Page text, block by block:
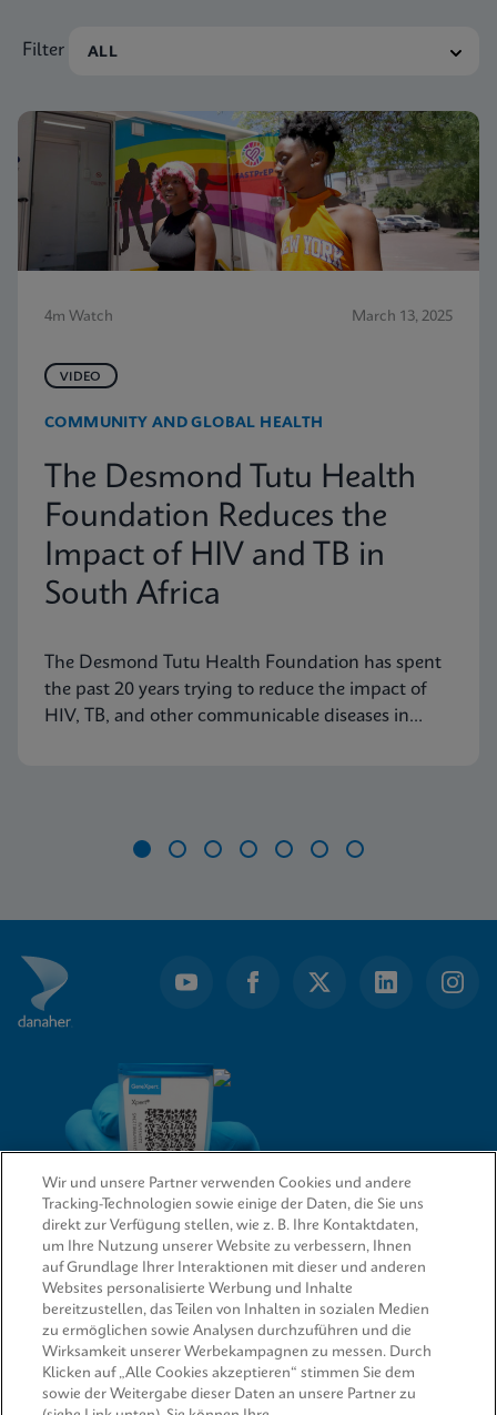
Filter
4m Watch March 13, 2025
VIDEO
COMMUNITY AND GLOBAL HEALTH
The Desmond Tutu Health
Foundation Reduces the
Impact of HIV and TB in
South Africa
The Desmond Tutu Health Foundation has spent
the past 20 years trying to reduce the impact of
HIV, TB, and other communicable diseases in
7
QUICK LINKS
RECHTSWESEN
Wir und unsere Partner verwenden Cookies und andere
Tracking-Technologien sowie einige der Daten, die Sie uns
direkt zur Verfügung stellen, wie z. B. Ihre Kontaktdaten,
um Ihre Nutzung unserer Website zu verbessern, Ihnen
auf Grundlage Ihrer Interaktionen mit dieser und anderen
Websites personalisierte Werbung und Inhalte
bereitzustellen, das Teilen von Inhalten in sozialen Medien
zu ermöglichen sowie Analysen durchzuführen und die
Wirksamkeit unserer Werbekampagnen zu messen. Durch
Klicken auf „Alle Cookies akzeptieren“ stimmen Sie dem
sowie der Weitergabe dieser Daten an unsere Partner zu